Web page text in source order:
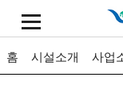
홈 시설소개 사업